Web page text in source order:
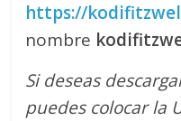
https://
nombre
Si deseas
puedes colocar la